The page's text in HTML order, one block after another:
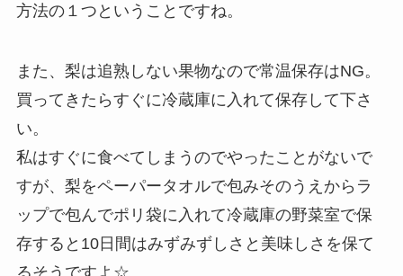
方法の１つということですね。
また、梨は追熟しない果物なので常温保存はNG。
買ってきたらすぐに冷蔵庫に入れて保存して下さ
い。
私はすぐに食べてしまうのでやったことがないで
すが、梨をペーパータオルで包みそのうえからラ
ップで包んでポリ袋に入れて冷蔵庫の野菜室で保
存すると10日間はみずみずしさと美味しさを保て